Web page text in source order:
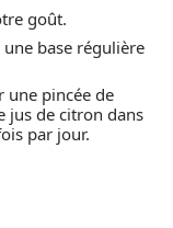
goût.
base régulière
une pincée de
jus de citron dans
par jour.